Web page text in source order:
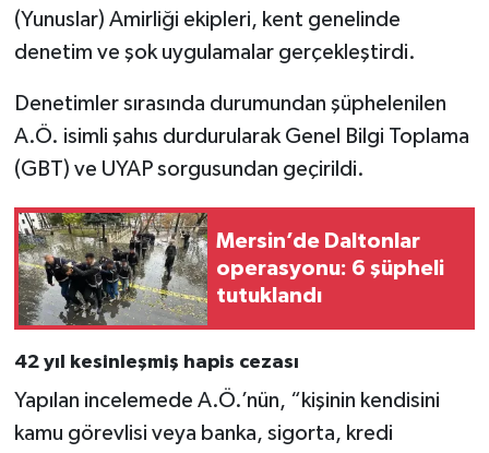
(Yunuslar) Amirliği ekipleri, kent genelinde
denetim ve şok uygulamalar gerçekleştirdi.
Denetimler sırasında durumundan şüphelenilen
A.Ö. isimli şahıs durdurularak Genel Bilgi Toplama
(GBT) ve UYAP sorgusundan geçirildi.
Mersin’de Daltonlar
operasyonu: 6 şüpheli
tutuklandı
42 yıl kesinleşmiş hapis cezası
Yapılan incelemede A.Ö.’nün, “kişinin kendisini
kamu görevlisi veya banka, sigorta, kredi